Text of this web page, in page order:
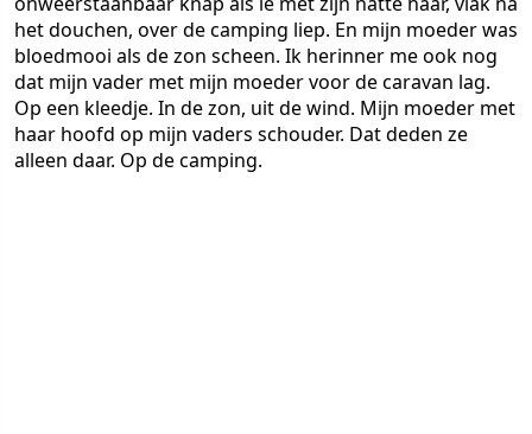
het douchen, over de camping liep. En mijn moeder was
bloedmooi als de zon scheen. Ik herinner me ook nog
dat mijn vader met mijn moeder voor de caravan lag.
Op een kleedje. In de zon, uit de wind. Mijn moeder met
haar hoofd op mijn vaders schouder. Dat deden ze
alleen daar. Op de camping.